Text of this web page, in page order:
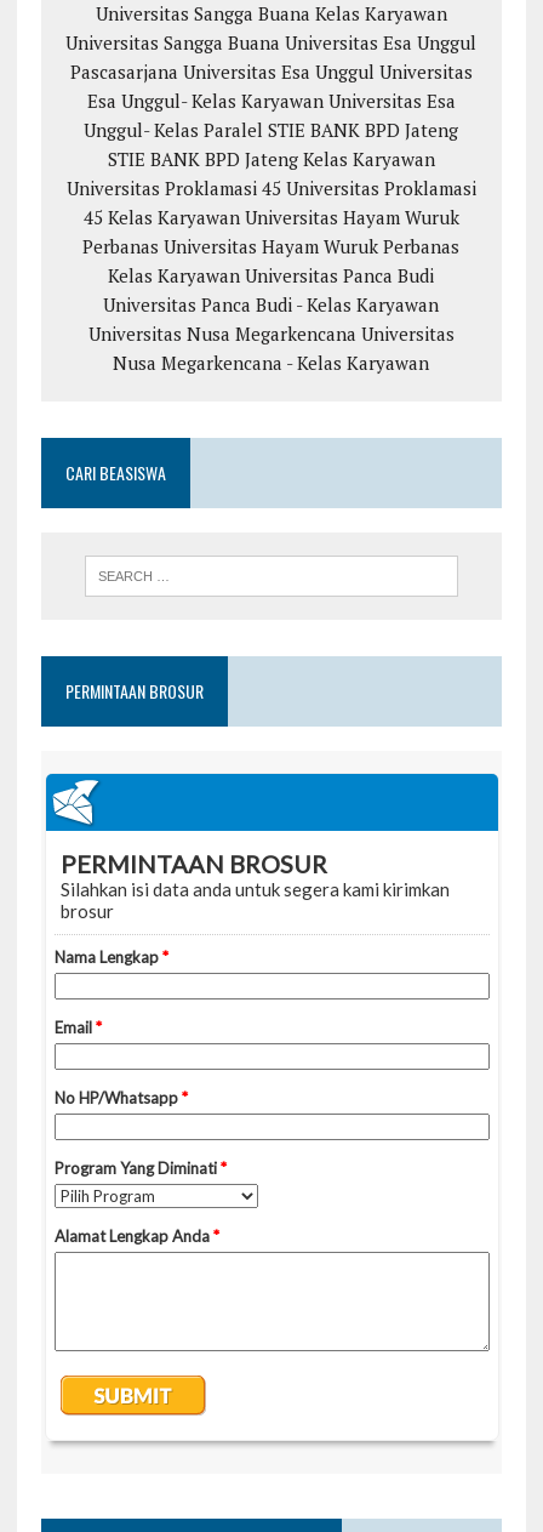
Universitas Sangga Buana Kelas Karyawan
Universitas Sangga Buana Universitas Esa Unggul
Pascasarjana Universitas Esa Unggul Universitas
Esa Unggul- Kelas Karyawan Universitas Esa
Unggul- Kelas Paralel STIE BANK BPD Jateng
STIE BANK BPD Jateng Kelas Karyawan
Universitas Proklamasi 45 Universitas Proklamasi
45 Kelas Karyawan Universitas Hayam Wuruk
Perbanas Universitas Hayam Wuruk Perbanas
Kelas Karyawan Universitas Panca Budi
Universitas Panca Budi - Kelas Karyawan
Universitas Nusa Megarkencana Universitas
Nusa Megarkencana - Kelas Karyawan
CARI BEASISWA
PERMINTAAN BROSUR